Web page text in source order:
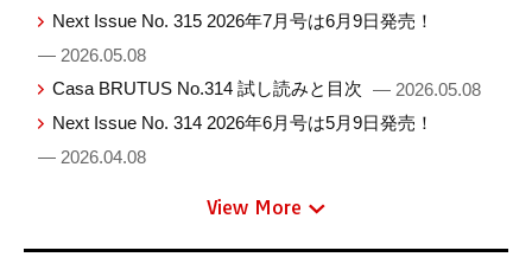
Next Issue No. 315 2026年7月号は6月9日発売！
— 2026.05.08
Casa BRUTUS No.314 試し読みと目次 — 2026.05.08
Next Issue No. 314 2026年6月号は5月9日発売！
— 2026.04.08
View More